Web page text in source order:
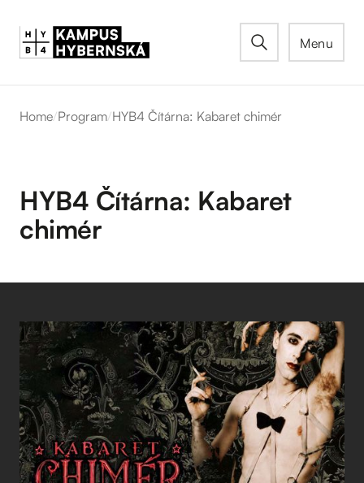
Menu
Home/Program/HYB4 Čítárna: Kabaret chimér
HYB4 Čítárna: Kabaret
chimér